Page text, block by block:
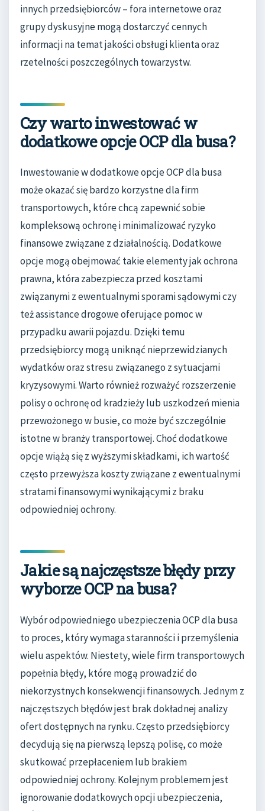
innych przedsiębiorców – fora internetowe oraz
grupy dyskusyjne mogą dostarczyć cennych
informacji na temat jakości obsługi klienta oraz
rzetelności poszczególnych towarzystw.
Czy warto inwestować w
dodatkowe opcje OCP dla busa?
Inwestowanie w dodatkowe opcje OCP dla busa
może okazać się bardzo korzystne dla firm
transportowych, które chcą zapewnić sobie
kompleksową ochronę i minimalizować ryzyko
finansowe związane z działalnością. Dodatkowe
opcje mogą obejmować takie elementy jak ochrona
prawna, która zabezpiecza przed kosztami
związanymi z ewentualnymi sporami sądowymi czy
też assistance drogowe oferujące pomoc w
przypadku awarii pojazdu. Dzięki temu
przedsiębiorcy mogą uniknąć nieprzewidzianych
wydatków oraz stresu związanego z sytuacjami
kryzysowymi. Warto również rozważyć rozszerzenie
polisy o ochronę od kradzieży lub uszkodzeń mienia
przewożonego w busie, co może być szczególnie
istotne w branży transportowej. Choć dodatkowe
opcje wiążą się z wyższymi składkami, ich wartość
często przewyższa koszty związane z ewentualnymi
stratami finansowymi wynikającymi z braku
odpowiedniej ochrony.
Jakie są najczęstsze błędy przy
wyborze OCP na busa?
Wybór odpowiedniego ubezpieczenia OCP dla busa
to proces, który wymaga staranności i przemyślenia
wielu aspektów. Niestety, wiele firm transportowych
popełnia błędy, które mogą prowadzić do
niekorzystnych konsekwencji finansowych. Jednym z
najczęstszych błędów jest brak dokładnej analizy
ofert dostępnych na rynku. Często przedsiębiorcy
decydują się na pierwszą lepszą polisę, co może
skutkować przepłaceniem lub brakiem
odpowiedniej ochrony. Kolejnym problemem jest
ignorowanie dodatkowych opcji ubezpieczenia,